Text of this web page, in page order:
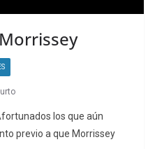
los que aún
previo a que Morrissey